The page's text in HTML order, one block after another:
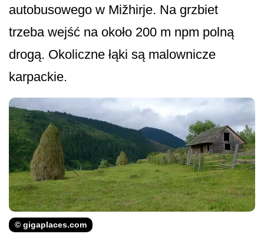
autobusowego w Mižhirje. Na grzbiet
trzeba wejść na około 200 m npm polną
drogą. Okoliczne łąki są malownicze
karpackie.
© gigaplaces.com